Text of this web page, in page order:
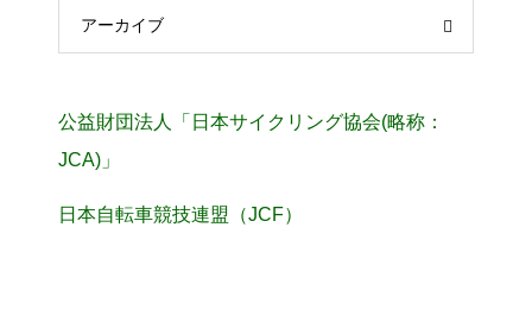
アーカイブ
公益財団法人「日本サイクリング協会(略称：
JCA)」
日本自転車競技連盟（JCF）